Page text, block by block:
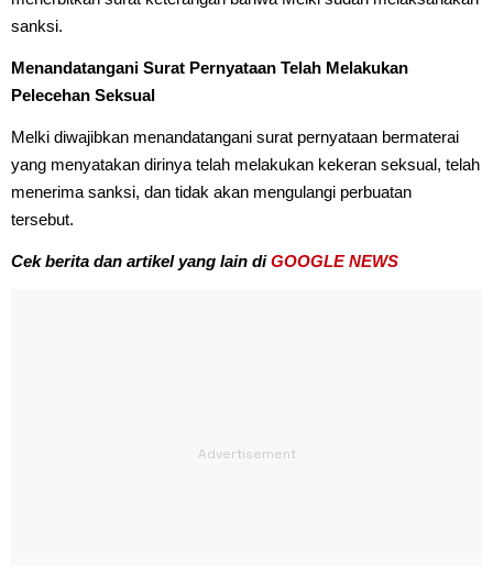
sanksi.
Menandatangani Surat Pernyataan Telah Melakukan
Pelecehan Seksual
Melki diwajibkan menandatangani surat pernyataan bermaterai
yang menyatakan dirinya telah melakukan kekeran seksual, telah
menerima sanksi, dan tidak akan mengulangi perbuatan
tersebut.
Cek berita dan artikel yang lain diGOOGLE NEWS